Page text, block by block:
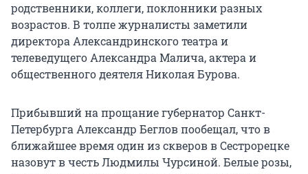
родственники, коллеги, поклонники разных
возрастов. В толпе журналисты заметили
директора Александринского театра и
телеведущего Александра Малича, актера и
общественного деятеля Николая Бурова.
Прибывший на прощание губернатор Санкт-
Петербурга Александр Беглов пообещал, что в
ближайшее время один из скверов в Сестрорецке
назовут в честь Людмилы Чурсиной. Белые розы,